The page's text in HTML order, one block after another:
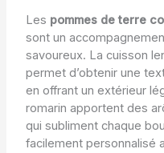
Les pommes de terre
sont un
savoureux. La cuisson
permet d’obtenir une
en offrant un extérieur
romarin apportent des
qui subliment chaque
facilement personnalisé